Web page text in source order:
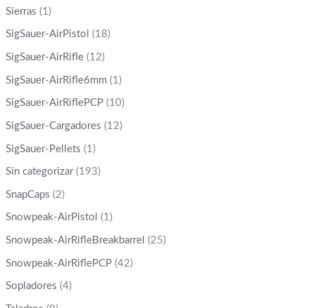
Sierras (1)
SigSauer-AirPistol (18)
SigSauer-AirRifle (12)
SigSauer-AirRifle6mm (1)
SigSauer-AirRiflePCP (10)
SigSauer-Cargadores (12)
SigSauer-Pellets (1)
Sin categorizar (193)
SnapCaps (2)
Snowpeak-AirPistol (1)
Snowpeak-AirRifleBreakbarrel (25)
Snowpeak-AirRiflePCP (42)
Sopladores (4)